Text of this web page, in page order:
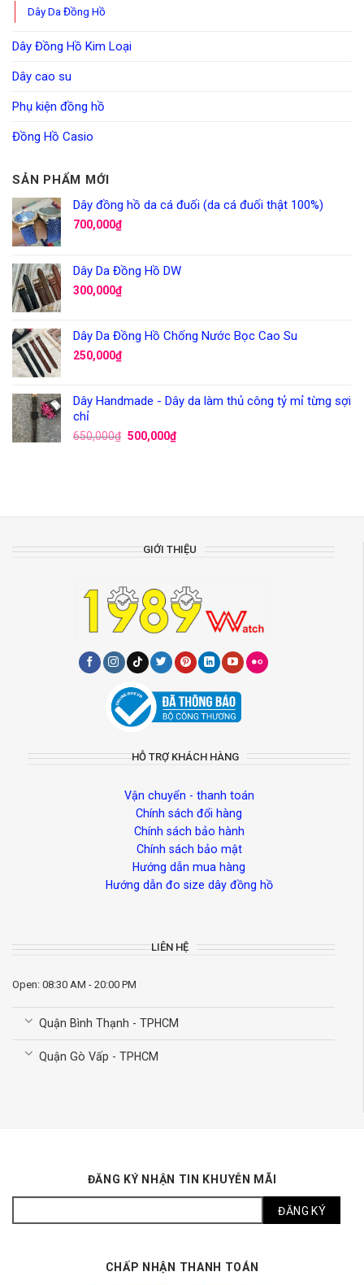
Dây Da Đồng Hồ
Dây Đồng Hồ Kim Loại
Dây cao su
Phụ kiện đồng hồ
Đồng Hồ Casio
SẢN PHẨM MỚI
Dây đồng hồ da cá đuối (da cá đuối thật 100%)
700,000₫
Dây Da Đồng Hồ DW
300,000₫
Dây Da Đồng Hồ Chống Nước Bọc Cao Su
250,000₫
Dây Handmade - Dây da làm thủ công tỷ mỉ từng sợi
chỉ
650,000₫ 500,000₫
GIỚI THIỆU
HỖ TRỢ KHÁCH HÀNG
Vận chuyển - thanh toán
Chính sách đổi hàng
Chính sách bảo hành
Chính sách bảo mật
Hướng dẫn mua hàng
Hướng dẫn đo size dây đồng hồ
LIÊN HỆ
Open: 08:30 AM - 20:00 PM
Quận Bình Thạnh - TPHCM
Quận Gò Vấp - TPHCM
ĐĂNG KÝ NHẬN TIN KHUYỄN MÃI
CHẤP NHẬN THANH TOÁN